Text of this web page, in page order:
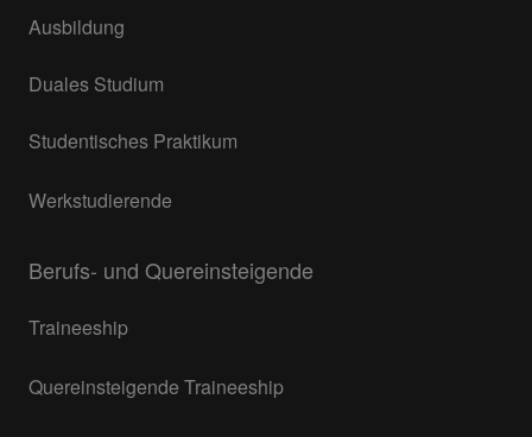
Ausbildung
Duales Studium
Studentisches Praktikum
Werkstudierende
Berufs- und Quereinsteigende
Traineeship
Quereinsteigende Traineeship